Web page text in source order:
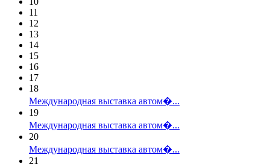
11
12
13
14
15
16
17
18
Международная выставка автом�...
19
Международная выставка автом�...
20
Международная выставка автом�...
21